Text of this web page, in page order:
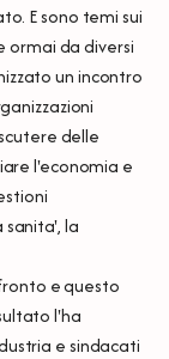
E sono temi sui
ormai da diversi
un incontro
delle
l'economia e
la
e questo
l'ha
e sindacati